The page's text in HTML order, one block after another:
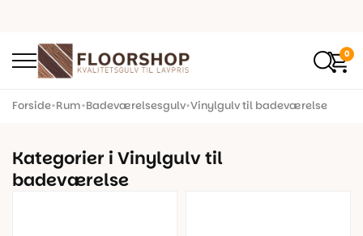
0
Forside•Rum•Badeværelsesgulv•Vinylgulv til badeværelse
Kategorier i Vinylgulv til
badeværelse